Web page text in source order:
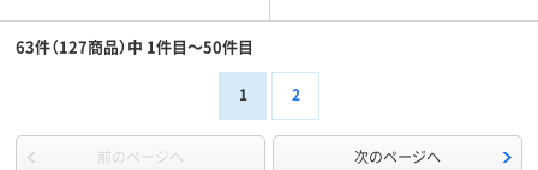
63件（127商品）中 1件目～50件目
1 2
前のページへ 次のページへ